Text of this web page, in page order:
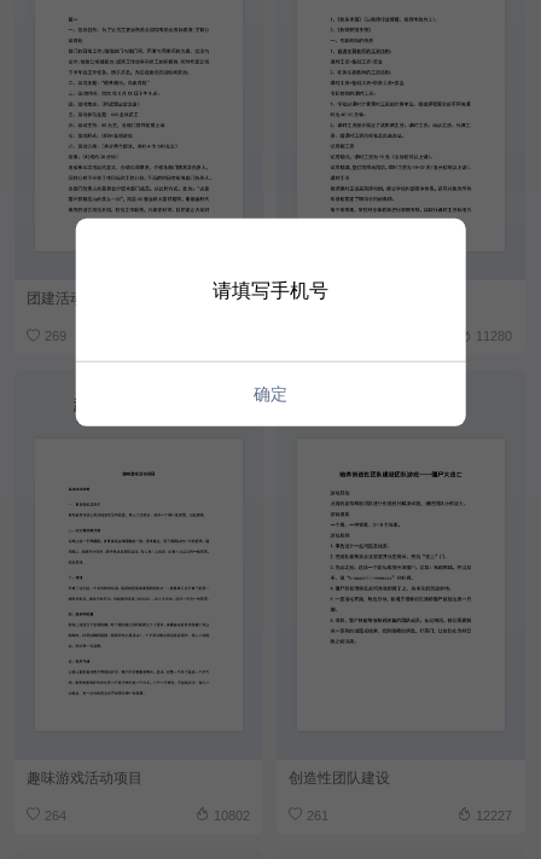
团建活动策划方案
269
教师管理与团队建设
11280
趣味游戏活动项目
264 10802
创造性团队建设
261 12227
请填写手机号
确定